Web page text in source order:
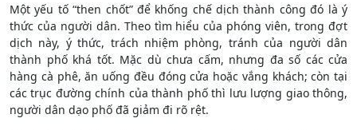
Một yếu tố “then chốt” để khống chế dịch thành công đó là ý
thức của người dân. Theo tìm hiểu của phóng viên, trong đợt
dịch này, ý thức, trách nhiệm phòng, tránh của người dân
thành phố khá tốt. Mặc dù chưa cấm, nhưng đa số các cửa
hàng cà phê, ăn uống đều đóng cửa hoặc vắng khách; còn tại
các trục đường chính của thành phố thì lưu lượng giao thông,
người dân dạo phố đã giảm đi rõ rệt.